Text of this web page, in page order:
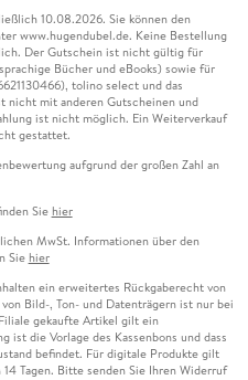
10.08.2026. Sie können den
www.hugendubel.de. Keine Bestellung
Der Gutschein ist nicht gültig für
Bücher und eBooks) sowie für
tolino select und das
nicht mit anderen Gutscheinen und
ist nicht möglich. Ein Weiterverkauf
gestattet.
aufgrund der großen Zahl an
Sie hier
MwSt. Informationen über den
Sie hier
ein erweitertes Rückgaberecht von
Bild-, Ton- und Datenträgern ist nur bei
gekaufte Artikel gilt ein
ist die Vorlage des Kassenbons und dass
befindet. Für digitale Produkte gilt
Tagen. Bitte senden Sie Ihren Widerruf